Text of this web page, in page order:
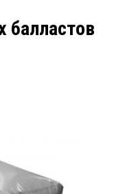
балластов